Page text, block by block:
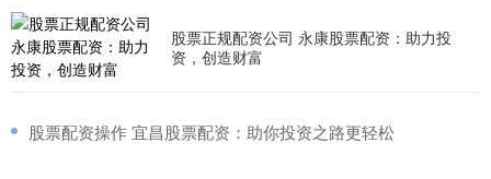
股票正规配资公司 永康股票配资：助力投
资，创造财富
​股票配资操作 宜昌股票配资：助你投资之路更轻松